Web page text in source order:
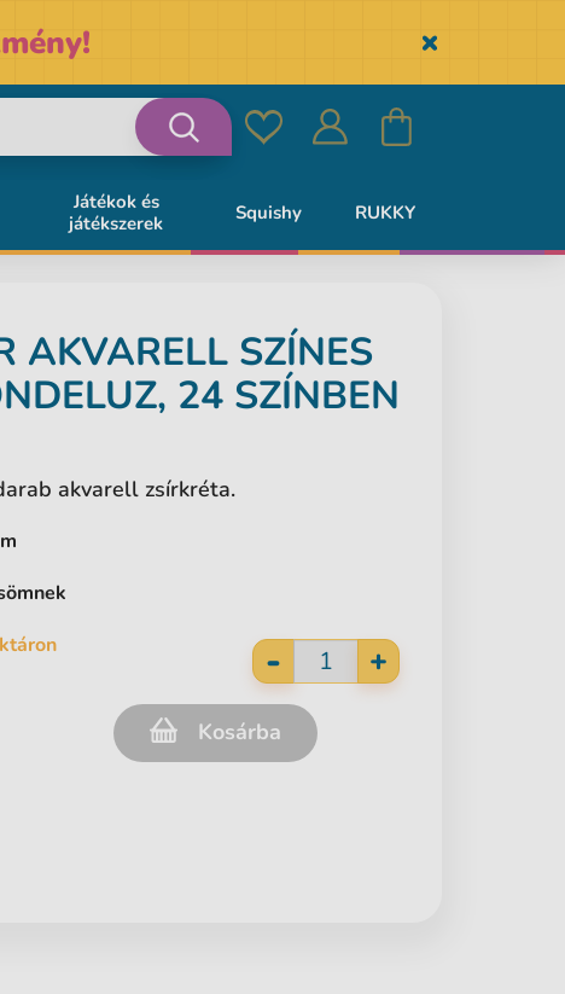
Skryť
KedvencekBejelentkezés
Kosár
Játékok és
játékszerek
Squishy RUKKY
AKVARELL SZÍNES
24 SZÍNBEN
akvarell zsírkréta.
- +
Kosárba